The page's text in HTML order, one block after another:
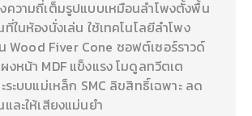
ความถี่เต็มรูปแบบเหมือนลำโพงตั้งพื้น
ในห้องนั่งเล่น ใช้เทคโนโลยีลำโพง
Wood Fiver Cone ซอฟต์เซอร์ราวด์
หน้า MDF แข็งแรง โมดูลทวีตเต
ระบบแม่เหล็ก SMC ลิขสิทธิ์เฉพาะ ลด
ละให้เสียงแม่นยำ